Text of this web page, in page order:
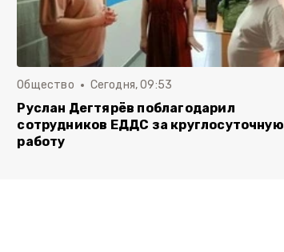
Общество Сегодня, 09:53
Руслан Дегтярёв поблагодарил
сотрудников ЕДДС за круглосуточную
работу